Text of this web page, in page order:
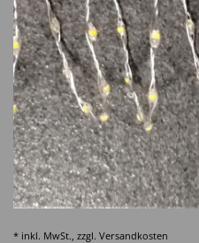
* inkl. MwSt., zzgl. Versandkosten